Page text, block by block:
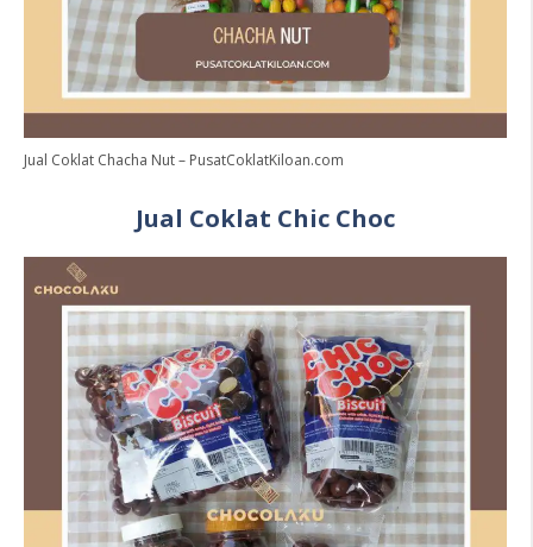
Jual Coklat Chacha Nut – PusatCoklatKiloan.com
Jual Coklat Chic Choc